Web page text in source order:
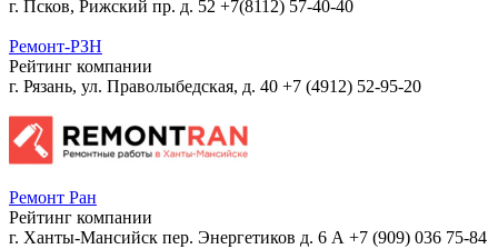
г. Псков, Рижский пр. д. 52 +7(8112) 57-40-40
Ремонт-РЗН
Рейтинг компании
г. Рязань, ул. Праволыбедская, д. 40 +7 (4912) 52-95-20
Ремонт Ран
Рейтинг компании
г. Ханты-Мансийск пер. Энергетиков д. 6 А +7 (909) 036 75-84